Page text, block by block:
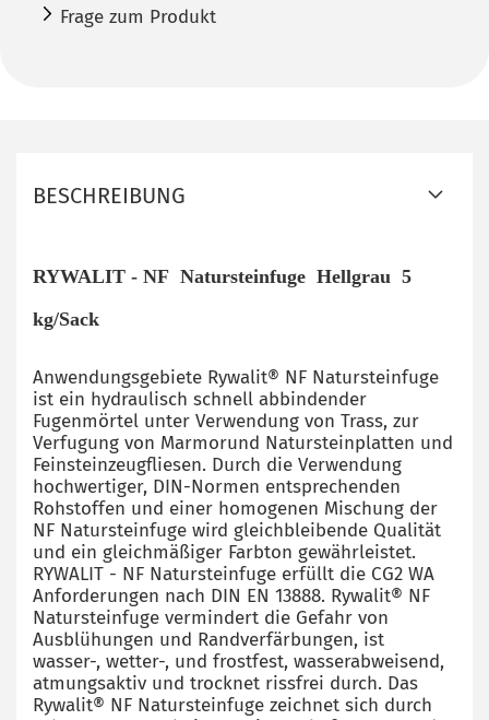
Frage zum Produkt
BESCHREIBUNG
RYWALIT - NF Natursteinfuge Hellgrau 5
kg/Sack
Anwendungsgebiete Rywalit® NF Natursteinfuge
ist ein hydraulisch schnell abbindender
Fugenmörtel unter Verwendung von Trass, zur
Verfugung von Marmorund Natursteinplatten und
Feinsteinzeugfliesen. Durch die Verwendung
hochwertiger, DIN-Normen entsprechenden
Rohstoffen und einer homogenen Mischung der
NF Natursteinfuge wird gleichbleibende Qualität
und ein gleichmäßiger Farbton gewährleistet.
RYWALIT - NF Natursteinfuge erfüllt die CG2 WA
Anforderungen nach DIN EN 13888. Rywalit® NF
Natursteinfuge vermindert die Gefahr von
Ausblühungen und Randverfärbungen, ist
wasser-, wetter-, und frostfest, wasserabweisend,
atmungsaktiv und trocknet rissfrei durch. Das
Rywalit® NF Natursteinfuge zeichnet sich durch